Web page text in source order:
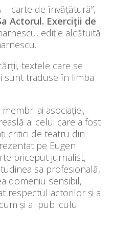
carte de învățătură”,
Actorul. Exerciții de
ediție alcătuită
textele care se
sunt traduse în limba
ai asociației,
ai celui care a fost
critici de teatru din
pe Eugen
priceput jurnalist,
sa profesională,
domeniu sensibil,
respectul actorilor și al
și al publicului